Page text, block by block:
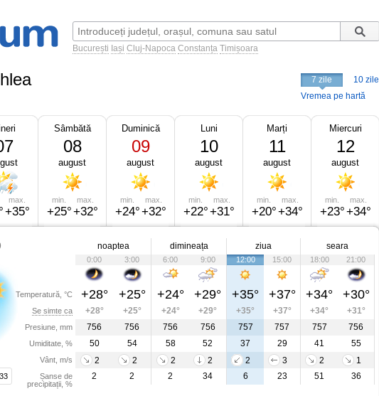
București Iași Cluj-Napoca Constanța Timișoara
7 zile
10 zile
Vremea pe hartă
max.
+35°
Sâmbătă
08
august
min.
+25°
max.
+32°
Duminică
09
august
min.
+24°
max.
+32°
Luni
10
august
min.
+22°
max.
+31°
Marți
11
august
min.
+20°
max.
+34°
Miercuri
12
august
min.
+23°
max.
+34°
Temperatură, °C
Se simte ca
Presiune, mm
Umiditate, %
Vânt, m/s
Șanse de
precipitații, %
noaptea dimineața ziua seara
0:00 3:00 6:00 9:00 12:00 15:00 18:00 21:00
+28° +25° +24° +29° +35° +37° +34° +30°
+28° +25° +24° +29° +35° +37° +34°
+31°
756
756 756 756 757 757 757
756
50
54 58 52 37 29 41
55
2
2 2 2 2 3 2
1
2
2 2 34 6 23 51 36